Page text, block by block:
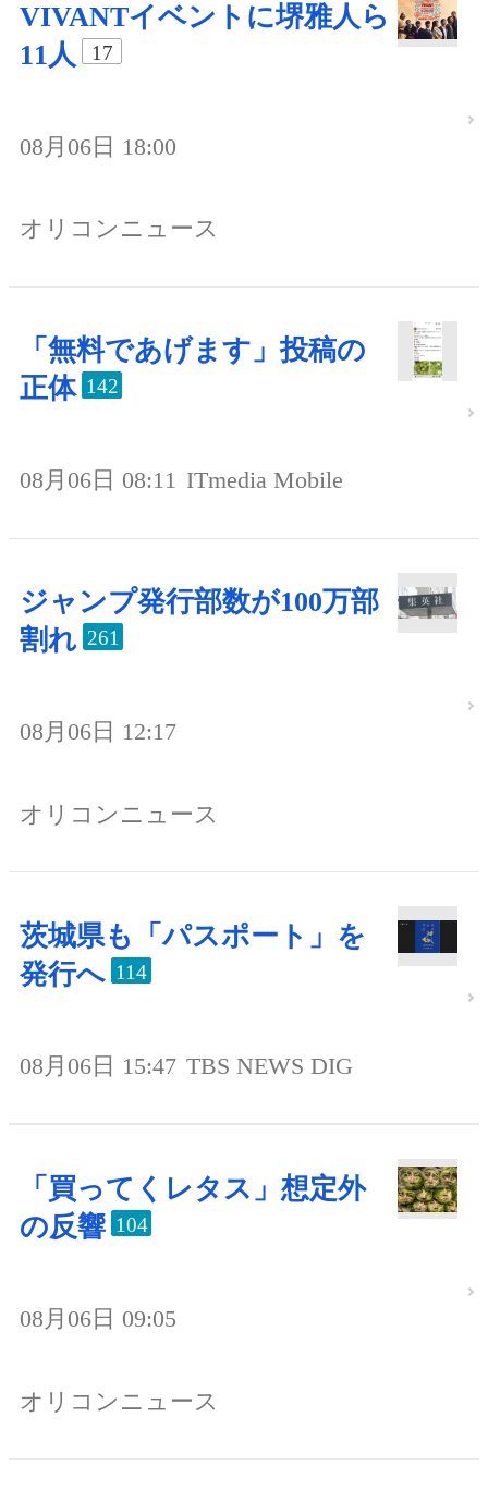
VIVANTイベントに堺雅人ら
11人
17
08月06日 18:00
オリコンニュース
「無料であげます」投稿の
正体 142
08月06日 08:11 ITmedia Mobile
ジャンプ発行部数が100万部
割れ 261
08月06日 12:17
オリコンニュース
茨城県も「パスポート」を
発行へ 114
08月06日 15:47 TBS NEWS DIG
「買ってくレタス」想定外
の反響 104
08月06日 09:05
オリコンニュース